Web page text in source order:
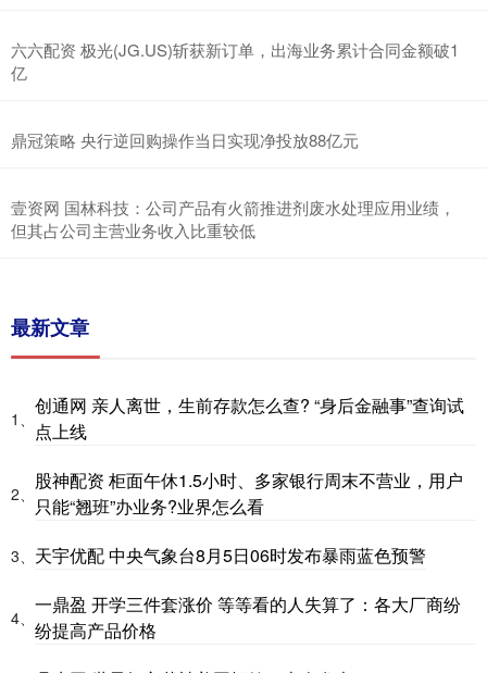
六六配资 极光(JG.US)斩获新订单，出海业务累计合同金额破1
亿
鼎冠策略 央行逆回购操作当日实现净投放88亿元
壹资网 国林科技：公司产品有火箭推进剂废水处理应用业绩，
但其占公司主营业务收入比重较低
最新文章
1、
创通网 亲人离世，生前存款怎么查? “身后金融事”查询试
点上线
2、
股神配资 柜面午休1.5小时、多家银行周末不营业，用户
只能“翘班”办业务?业界怎么看
3、 天宇优配 中央气象台8月5日06时发布暴雨蓝色预警
4、
一鼎盈 开学三件套涨价 等等看的人失算了：各大厂商纷
纷提高产品价格